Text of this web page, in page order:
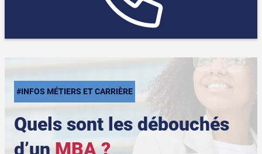
#INFOS MÉTIERS ET CARRIÈRE
Quels sont les débouchés
d’un MBA ?